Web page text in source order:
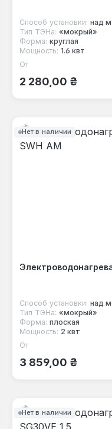
Способ установки: над
Тип ТЭНа: «мокрый»
Форма: круглая
Мощность: 1.6 квт
Обычная цена:
От
2 280,00 ₴
Нет в наличии
Способ установки: над
Тип ТЭНа: «мокрый»
Форма: плоская
Мощность: 2 квт
Обычная цена:
От
3 859,00 ₴
Нет в наличии